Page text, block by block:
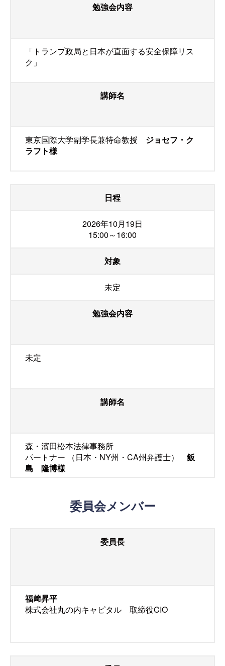
勉強会内容
「トランプ政局と日本が直面する安全保障リス
ク」
講師名
東京国際大学副学長兼特命教授 ジョセフ・ク
ラフト様
日程
2026年10月19日
15:00～16:00
対象
未定
勉強会内容
未定
講師名
森・濱田松本法律事務所
パートナー （日本・NY州・CA州弁護士） 飯
島 隆博様
委員会メンバー
委員長
福﨑昇平
株式会社丸の内キャピタル 取締役CIO